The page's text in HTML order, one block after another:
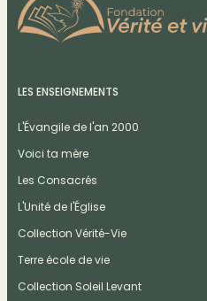
LES ENSEIGNEMENTS
L'Évangile de l'an 2000
Voici ta mère
Les Consacrés
L'Unité de l'Église
Collection Vérité-Vie
Terre école de vie
Collection Soleil Levant